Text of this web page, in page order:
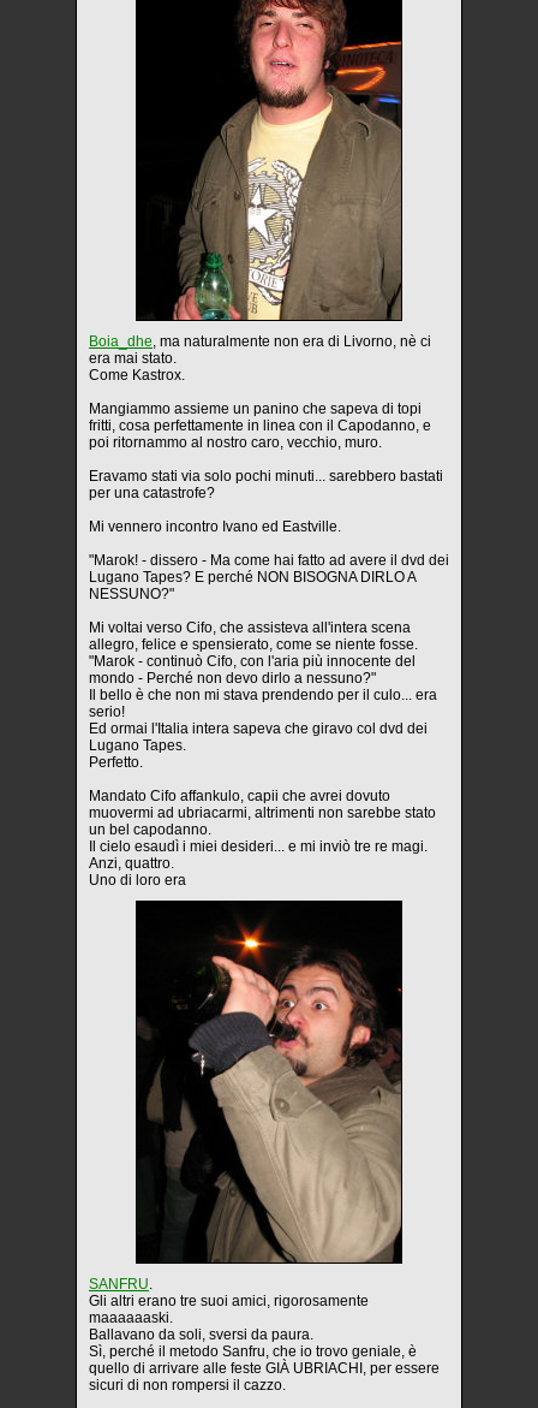
Boia_dhe , ma naturalmente non era di Livorno, nè ci
era mai stato.
Come Kastrox.
Mangiammo assieme un panino che sapeva di topi
fritti, cosa perfettamente in linea con il Capodanno, e
poi ritornammo al nostro caro, vecchio, muro.
Eravamo stati via solo pochi minuti... sarebbero bastati
per una catastrofe?
Mi vennero incontro Ivano ed Eastville.
"Marok! - dissero - Ma come hai fatto ad avere il dvd dei
Lugano Tapes? E perché NON BISOGNA DIRLO A
NESSUNO?"
Mi voltai verso Cifo, che assisteva all'intera scena
allegro, felice e spensierato, come se niente fosse.
"Marok - continuò Cifo, con l'aria più innocente del
mondo - Perché non devo dirlo a nessuno?"
Il bello è che non mi stava prendendo per il culo... era
serio!
Ed ormai l'Italia intera sapeva che giravo col dvd dei
Lugano Tapes.
Perfetto.
Mandato Cifo affankulo, capii che avrei dovuto
muovermi ad ubriacarmi, altrimenti non sarebbe stato
un bel capodanno.
Il cielo esaudì i miei desideri... e mi inviò tre re magi.
Anzi, quattro.
Uno di loro era
SANFRU
Gli altri erano tre suoi amici, rigorosamente
maaaaaaski.
Ballavano da soli, sversi da paura.
Sì, perché il metodo Sanfru, che io trovo geniale, è
quello di arrivare alle feste GIÀ UBRIACHI, per essere
sicuri di non rompersi il cazzo.